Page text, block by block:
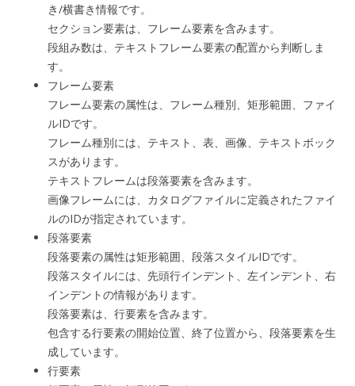
き/横書き情報です。
セクション要素は、フレーム要素を含みます。
段組み数は、テキストフレーム要素の配置から判断しま
す。
フレーム要素
フレーム要素の属性は、フレーム種別、矩形範囲、ファイ
ルIDです。
フレーム種別には、テキスト、表、画像、テキストボック
スがあります。
テキストフレームは段落要素を含みます。
画像フレームには、カタログファイルに定義されたファイ
ルのIDが指定されています。
段落要素
段落要素の属性は矩形範囲、段落スタイルIDです。
段落スタイルには、先頭行インデント、左インデント、右
インデントの情報があります。
段落要素は、行要素を含みます。
包含する行要素の開始位置、終了位置から、段落要素を生
成しています。
行要素